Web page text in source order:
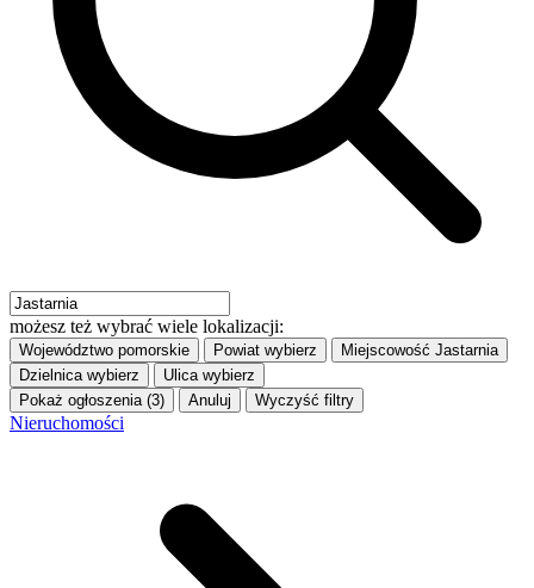
możesz też wybrać wiele lokalizacji:
Województwo pomorskie Powiat wybierz Miejscowość Jastarnia
Dzielnica wybierz Ulica wybierz
Pokaż ogłoszenia (3)
Anuluj Wyczyść filtry
Nieruchomości